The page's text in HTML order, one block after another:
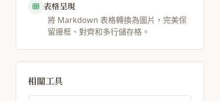
表格呈現
將 Markdown 表格轉換為圖片，完美保
留邊框、對齊和多行儲存格。
相關工具